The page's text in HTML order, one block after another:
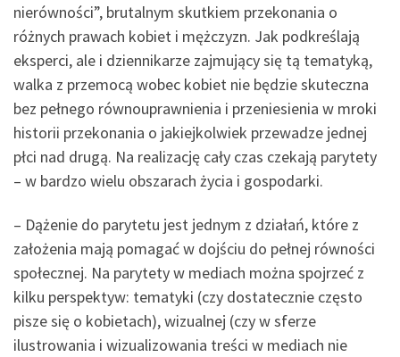
nierówności”, brutalnym skutkiem przekonania o
różnych prawach kobiet i mężczyzn. Jak podkreślają
eksperci, ale i dziennikarze zajmujący się tą tematyką,
walka z przemocą wobec kobiet nie będzie skuteczna
bez pełnego równouprawnienia i przeniesienia w mroki
historii przekonania o jakiejkolwiek przewadze jednej
płci nad drugą. Na realizację cały czas czekają parytety
– w bardzo wielu obszarach życia i gospodarki.
– Dążenie do parytetu jest jednym z działań, które z
założenia mają pomagać w dojściu do pełnej równości
społecznej. Na parytety w mediach można spojrzeć z
kilku perspektyw: tematyki (czy dostatecznie często
pisze się o kobietach), wizualnej (czy w sferze
ilustrowania i wizualizowania treści w mediach nie